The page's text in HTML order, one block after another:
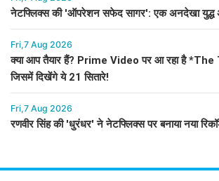
नेटफ्लिक्स की 'ऑपरेशन सफेद सागर': एक अनदेखा युद्ध
Fri,7 Aug 2026
क्या आप तैयार हैं? Prime Video पर आ रहा है
जिसमें दिखेंगे ये 21 सितारे!
Fri,7 Aug 2026
रणवीर सिंह की 'धुरंधर' ने नेटफ्लिक्स पर बनाया नया